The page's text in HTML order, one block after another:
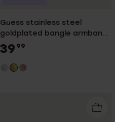
Guess stainless steel
goldplated bangle armband
4G logo
39 99